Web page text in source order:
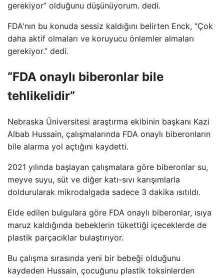
gerekiyor” olduğunu düşünüyorum. dedi.
FDA'nın bu konuda sessiz kaldığını belirten Enck, “Çok
daha aktif olmaları ve koruyucu önlemler almaları
gerekiyor.” dedi.
“FDA onaylı biberonlar bile
tehlikelidir”
Nebraska Üniversitesi araştırma ekibinin başkanı Kazi
Albab Hussain, çalışmalarında FDA onaylı biberonların
bile alarma yol açtığını kaydetti.
2021 yılında başlayan çalışmalara göre biberonlar su,
meyve suyu, süt ve diğer katı-sıvı karışımlarla
doldurularak mikrodalgada sadece 3 dakika ısıtıldı.
Elde edilen bulgulara göre FDA onaylı biberonlar, ısıya
maruz kaldığında bebeklerin tükettiği içeceklerde de
plastik parçacıklar bulaştırıyor.
Bu çalışma sırasında yeni bir bebeği olduğunu
kaydeden Hussain, çocuğunu plastik toksinlerden